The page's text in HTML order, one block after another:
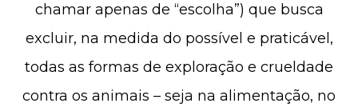
chamar apenas de “escolha”) que busca
excluir, na medida do possível e praticável,
todas as formas de exploração e crueldade
contra os animais – seja na alimentação, no